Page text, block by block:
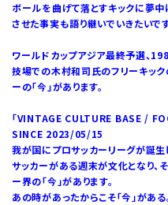
ボールを曲げて落とすキックに夢
させた事実も語り継いでいきたいです
ワールドカップアジア最終予選、
技場での木村和司氏のフリーキッ
ーの「今」があります。
「VINTAGE CULTURE BASE /
SINCE 2023/05/15
我が国にプロサッカーリーグが誕生
サッカーがある週末が文化となり、
ー界の「今」があります。
あの時があったからこそ「今」がある